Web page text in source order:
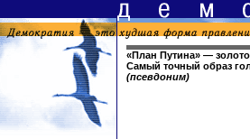
«План Путина» —
Самый точный образ
(псевдоним)